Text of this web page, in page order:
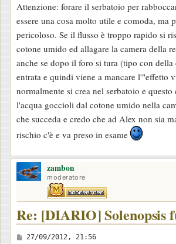
s
s
a
g
g
i
o
Attenzione: forare il serbatoio per
essere una cosa molto utile e comoda, ma
pericoloso. Se il flusso è troppo rapido si
cotone umido ed allagare la camera della
anche se dopo il foro si tura (tipo con della
entrata e quindi viene a mancare l'"effetto
normalmente si crea nel serbatoio e
l'acqua goccioli dal cotone umido nella
che succeda e credo che ad Alex non sia
rischio c'è e va preso in esame
zambon
moderatore
Re: [DIARIO] Solenopsis
M
27/09/2012, 21:56